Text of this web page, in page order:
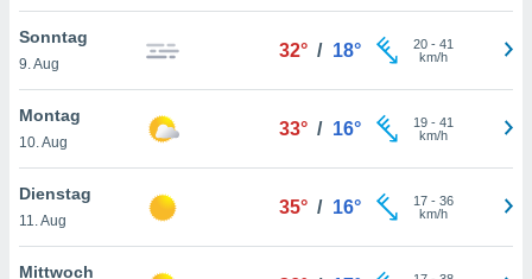
Ihnen
finden
. Sie
jederzeit
Sonntag
9. Aug
32° / 18° 20- 41
km/h
Montag
10. Aug
33° / 16° 19- 41
km/h
Dienstag
11. Aug
35° / 16° 17- 36
km/h
Mittwoch